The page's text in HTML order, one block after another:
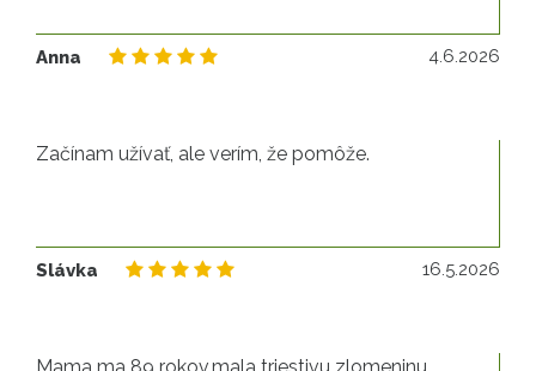
Anna 4.6.2026
Začínam užívať, ale verím, že pomôže.
Slávka 16.5.2026